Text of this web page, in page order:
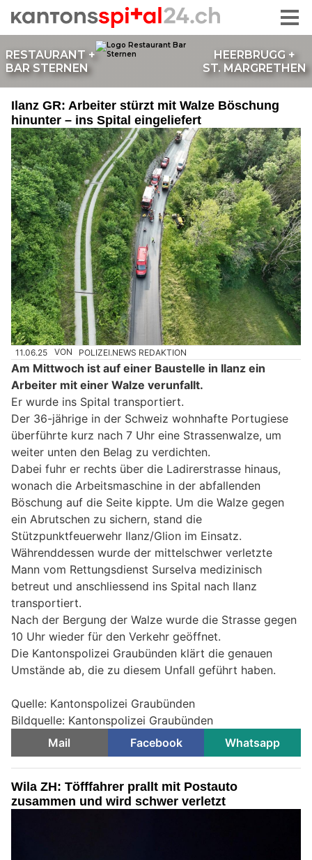
Ilanz GR: Arbeiter stürzt mit Walze Böschung
hinunter – ins Spital eingeliefert
11.06.25 VON POLIZEI.NEWS REDAKTION
Am Mittwoch ist auf einer Baustelle in Ilanz ein
Arbeiter mit einer Walze verunfallt.
Er wurde ins Spital transportiert.
Der 36-jährige in der Schweiz wohnhafte Portugiese
überführte kurz nach 7 Uhr eine Strassenwalze, um
weiter unten den Belag zu verdichten.
Dabei fuhr er rechts über die Ladirerstrasse hinaus,
wonach die Arbeitsmaschine in der abfallenden
Böschung auf die Seite kippte. Um die Walze gegen
ein Abrutschen zu sichern, stand die
Stützpunktfeuerwehr Ilanz/Glion im Einsatz.
Währenddessen wurde der mittelschwer verletzte
Mann vom Rettungsdienst Surselva medizinisch
betreut und anschliessend ins Spital nach Ilanz
transportiert.
Nach der Bergung der Walze wurde die Strasse gegen
10 Uhr wieder für den Verkehr geöffnet.
Die Kantonspolizei Graubünden klärt die genauen
Umstände ab, die zu diesem Unfall geführt haben.
Quelle: Kantonspolizei Graubünden
Bildquelle: Kantonspolizei Graubünden
Mail
Facebook Whatsapp
Wila ZH: Töfffahrer prallt mit Postauto
zusammen und wird schwer verletzt